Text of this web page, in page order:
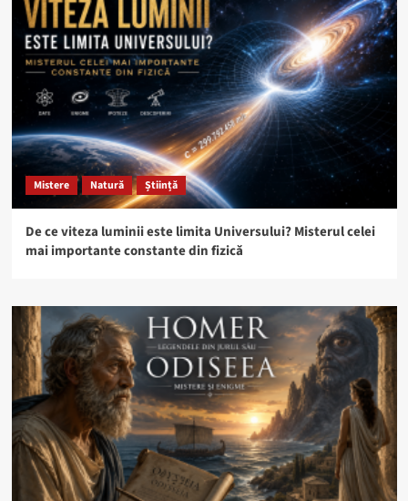
Mistere Natură Știință
De ce viteza luminii este limita Universului? Misterul celei
mai importante constante din fizică